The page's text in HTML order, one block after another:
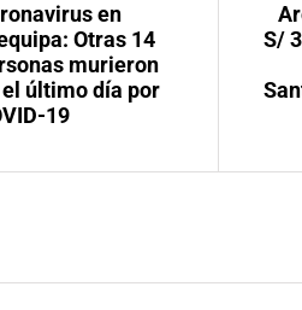
en
Otras 14
murieron
último día por
19
S/